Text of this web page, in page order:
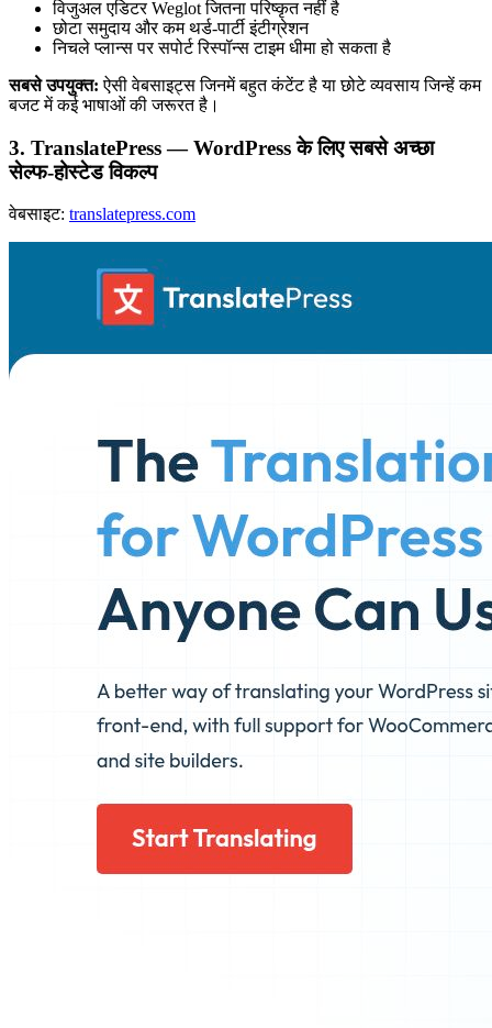
विजुअल एडिटर Weglot जितना परिष्कृत नहीं है
छोटा समुदाय और कम थर्ड-पार्टी इंटीग्रेशन
निचले प्लान्स पर सपोर्ट रिस्पॉन्स टाइम धीमा हो सकता है
सबसे उपयुक्त: ऐसी वेबसाइट्स जिनमें बहुत कंटेंट है या छोटे व्यवसाय जिन्हें कम
बजट में कई भाषाओं की जरूरत है।
3. TranslatePress — WordPress के लिए सबसे अच्छा
सेल्फ-होस्टेड विकल्प
वेबसाइट: translatepress.com